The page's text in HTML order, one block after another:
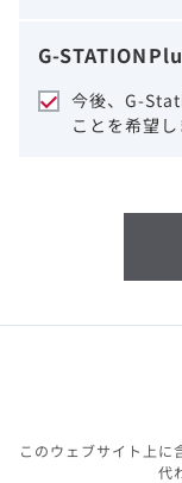
ギリアド
細心の
供するよ
性、確実
利用す
り生じ
含む）の
本サイ
が行な
るもので
ている
G-STATION
今後、G-
ことを希望し
このウェブサイト上に
代